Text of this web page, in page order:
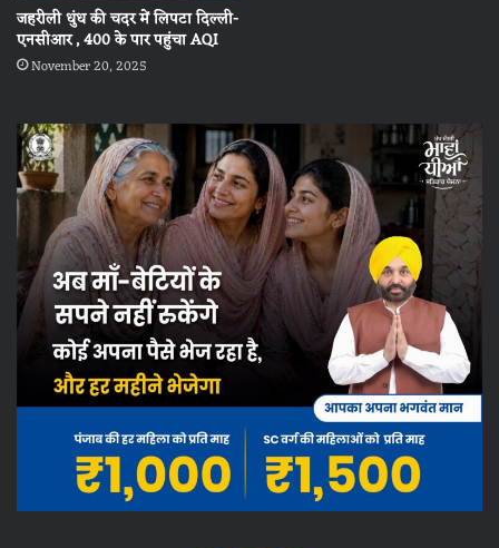
जहरीली धुंध की चदर में लिपटा दिल्ली-
एनसीआर , 400 के पार पहुंचा AQI
November 20, 2025